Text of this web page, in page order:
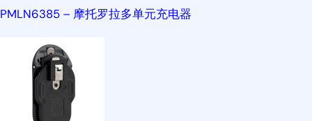
PMLN6385 – 摩托罗拉多单元充电器